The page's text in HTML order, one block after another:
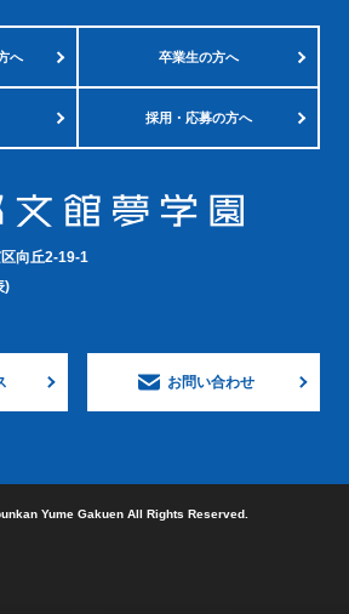
へ 卒業生の方へ
採用・応募の方へ
向丘2-19-1
)
お問い合わせ
Yume Gakuen All Rights Reserved.